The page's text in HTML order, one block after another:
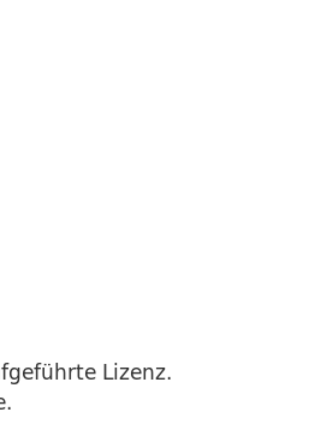
Lizenz.